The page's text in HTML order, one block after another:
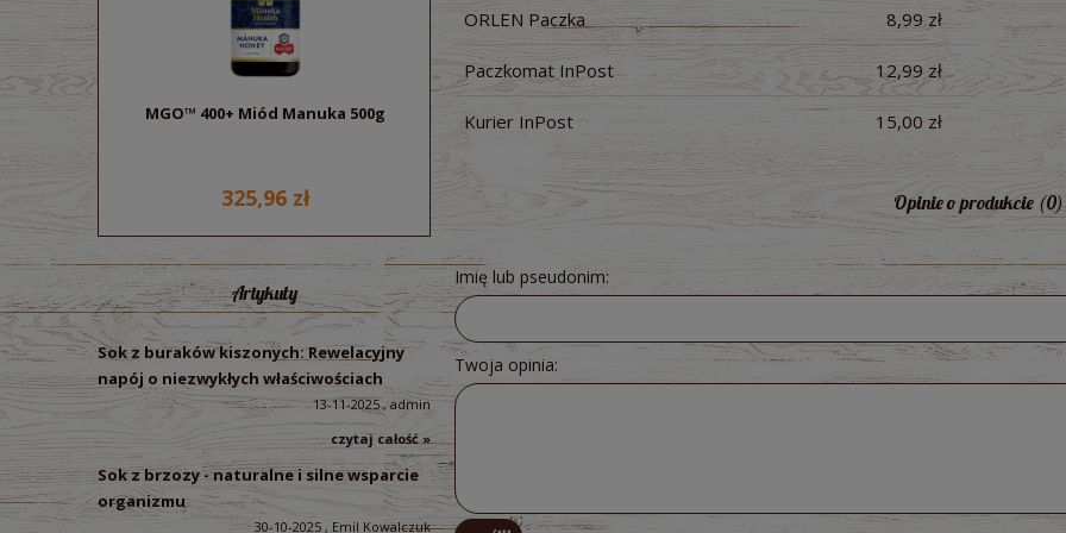
MGO™ 400+ Miód Manuka 500g
325,96 zł
Sok z buraków kiszonych 300 ml -
ekologiczny Bio Food
5,71 zł
Pesto z Czosnku Niedźwiedziego
200g - Dary Natury
10,51 zł
Artykuły
Sok z buraków kiszonych: Rewelacyjny
napój o niezwykłych właściwościach
13-11-2025 , admin
czytaj całość »
Sok z brzozy - naturalne i silne wsparcie
organizmu
30-10-2025 , Emil Kowalczuk
ORLEN Paczka 8,99 zł
Paczkomat InPost 12,99 zł
Kurier InPost 15,00 zł
Opinie o produkcie (0)
Imię lub pseudonim:
Twoja opinia: